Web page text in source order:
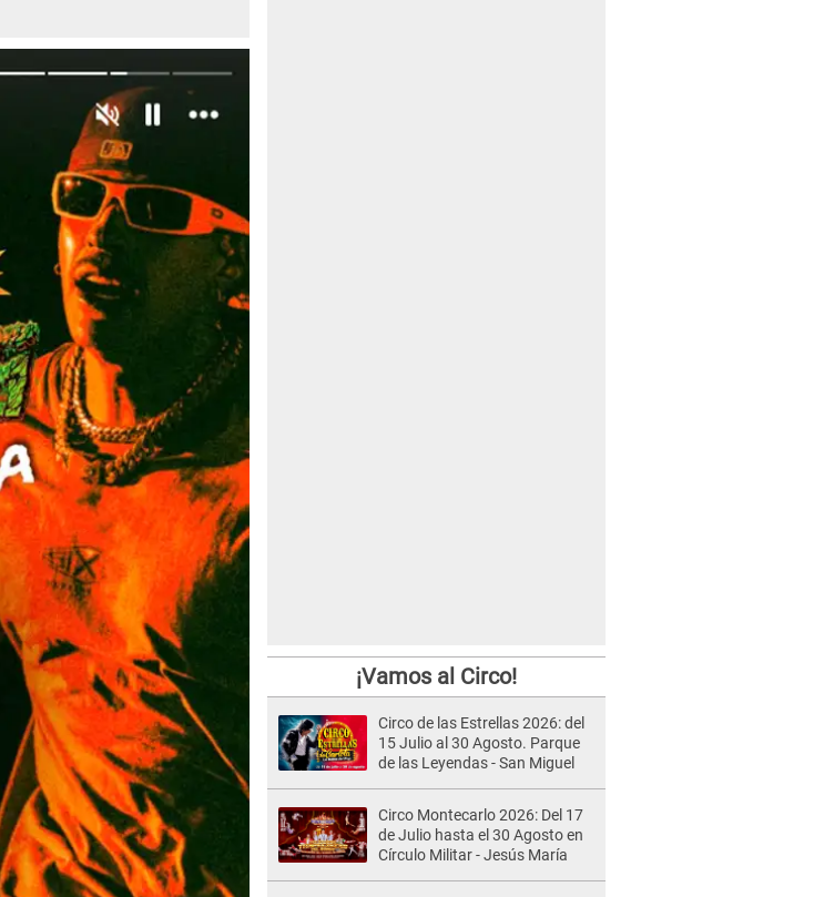
¡Vamos al Circo!
Circo de las Estrellas 2026: del
15 Julio al 30 Agosto. Parque
de las Leyendas - San Miguel
Circo Montecarlo 2026: Del 17
de Julio hasta el 30 Agosto en
Círculo Militar - Jesús María